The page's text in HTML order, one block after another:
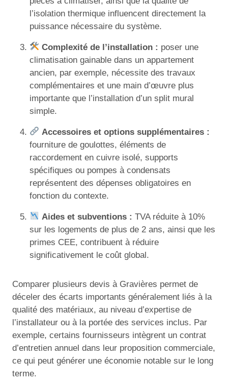
l’isolation thermique influencent directement la
puissance nécessaire du système.
Complexité de l’installation : poser une
climatisation gainable dans un appartement
ancien, par exemple, nécessite des travaux
complémentaires et une main d’œuvre plus
importante que l’installation d’un split mural
simple.
Accessoires et options supplémentaires :
fourniture de goulottes, éléments de
raccordement en cuivre isolé, supports
spécifiques ou pompes à condensats
représentent des dépenses obligatoires en
fonction du contexte.
Aides et subventions : TVA réduite à 10%
sur les logements de plus de 2 ans, ainsi que les
primes CEE, contribuent à réduire
significativement le coût global.
Comparer plusieurs devis à Gravières permet de
déceler des écarts importants généralement liés à la
qualité des matériaux, au niveau d’expertise de
l’installateur ou à la portée des services inclus. Par
exemple, certains fournisseurs intègrent un contrat
d’entretien annuel dans leur proposition commerciale,
ce qui peut générer une économie notable sur le long
terme.